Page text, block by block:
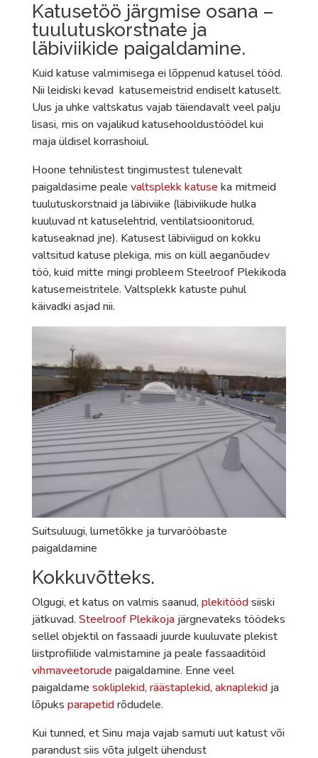
Katusetöö järgmise osana –
tuulutuskorstnate ja
läbiviikide paigaldamine.
Kuid katuse valmimisega ei lõppenud katusel tööd.
Nii leidiski kevad katusemeistrid endiselt katuselt.
Uus ja uhke valtskatus vajab täiendavalt veel palju
lisasi, mis on vajalikud katusehooldustöödel kui
maja üldisel korrashoiul.
Hoone tehnilistest tingimustest tulenevalt
paigaldasime peale valtsplekk katuse ka mitmeid
tuulutuskorstnaid ja läbiviike (läbiviikude hulka
kuuluvad nt katuselehtrid, ventilatsioonitorud,
katuseaknad jne). Katusest läbiviigud on kokku
valtsitud katuse plekiga, mis on küll aeganõudev
töö, kuid mitte mingi probleem Steelroof Plekikoda
katusemeistritele. Valtsplekk katuste puhul
käivadki asjad nii.
Suitsuluugi, lumetõkke ja turvarööbaste
paigaldamine
Kokkuvõtteks.
Olgugi, et katus on valmis saanud, plekitöödsiiski
jätkuvad. Steelroof Plekikojajärgnevateks töödeks
sellel objektil on fassaadi juurde kuuluvate plekist
liistprofiilide valmistamine ja peale fassaaditöid
vihmaveetorude paigaldamine. Enne veel
paigaldame sokliplekid, räästaplekid, aknaplekidja
lõpuks parapetidrõdudele.
Kui tunned, et Sinu maja vajab samuti uut katust või
parandust siis võta julgelt ühendust